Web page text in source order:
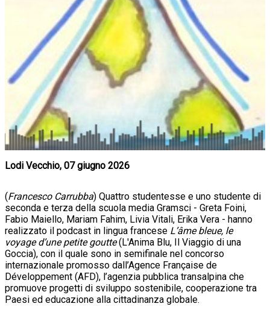
Lodi Vecchio, 07 giugno 2026
(Francesco Carrubba) Quattro studentesse e uno studente di
seconda e terza della scuola media Gramsci - Greta Foini,
Fabio Maiello, Mariam Fahim, Livia Vitali, Erika Vera - hanno
realizzato il podcast in lingua francese L’âme bleue, le
voyage d’une petite goutte(L'Anima Blu, Il Viaggio di una
Goccia), con il quale sono in semifinale nel concorso
internazionale promosso dall’Agence Française de
Développement (AFD), l’agenzia pubblica transalpina che
promuove progetti di sviluppo sostenibile, cooperazione tra
Paesi ed educazione alla cittadinanza globale.